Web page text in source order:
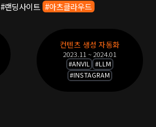
#랜딩사이트 #아츠클라우드
컨텐츠 생성 자동화
2023.11 ~ 2024.01
#ANVIL #LLM
#INSTAGRAM